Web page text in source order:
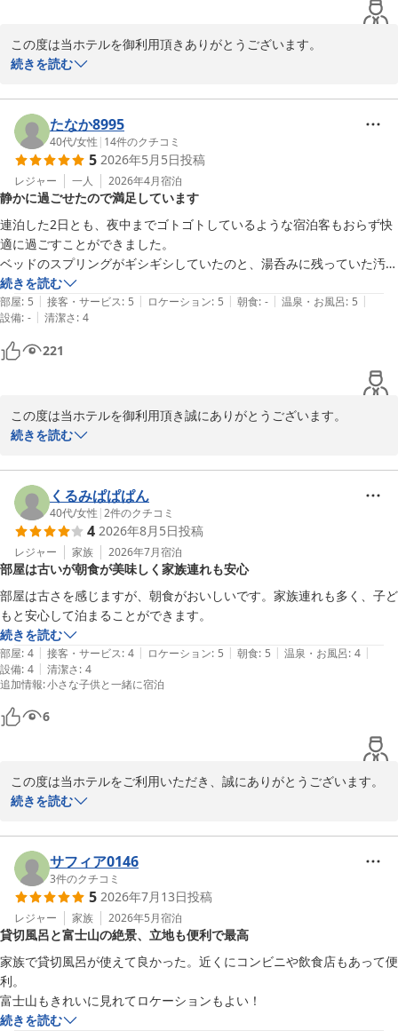
この度は当ホテルを御利用頂きありがとうございます。
御殿場、裾野近辺や箱根方面にはゴルフ場が多く、東名高速からの
ゴルフ後にお疲れを癒され、当館でゆっくり過ごされたとの事、非
常に嬉しく存じます。
今後もお客様に安心して御滞在頂けるよう、ご寄稿を励みに精進し
て参ります。
またのお越しを心よりお待ちしております。
お忙しい中御寄稿頂きありがとうございました。
フロント　金原
ホテルルートイン裾野インター
続きを読む
たなか8995
40代/女性 | 14件のクチコミ
5 2026年5月5日投稿
レジャー 一人 2026年4月宿泊
静かに過ごせたので満足しています
連泊した2日とも、夜中までゴトゴトしているような宿泊客もおらず快
適に過ごすことができました。
ベッドのスプリングがギシギシしていたのと、湯呑みに残っていた汚れ
が少々気になりましたが、静かに過ごせたので大変満足しています。
次回も利用したいと思います。ありがとうございました。
続きを読む
部屋: 5 | 接客・サービス: 5 | ロケーション: 5 | 朝食: - | 温泉・お風呂: 5 |
設備: - | 清潔さ: 4
221
この度は当ホテルを御利用頂き誠にありがとうございます。
私どもの清掃が行き届いておらず、お客様に不快な思いを抱かせて
しまった事を心からお詫び申し上げます。
お客様の御指摘を日々の清掃へフィードバックし、今後このような
ことの無いようスタッフ一同で清掃管理を見直して参ります。
このようなことがありながら、静かにご滞在頂けて満足され、また
利用したいとのお言葉を頂き大変ありがたく拝読致しました。
またお近くにお出かけの際は当ホテルを御利用頂けますよう心より
お待ちしております。
お忙しい中貴重な御意見を寄稿頂きありがとうございました。
金原
続きを読む
くるみぱぱぱん
40代/女性 |2件のクチコミ
4 2026年8月5日投稿
レジャー 家族 2026年7月宿泊
部屋は古いが朝食が美味しく家族連れも安心
部屋は古さを感じますが、朝食がおいしいです。家族連れも多く、子ど
もと安心して泊まることができます。
続きを読む
部屋: 4 | 接客・サービス: 4 | ロケーション: 5 | 朝食: 5 | 温泉・お風呂: 4 |
設備: 4 | 清潔さ: 4
追加情報:小さな子供と一緒に宿泊
6
この度は当ホテルをご利用いただき、誠にありがとうございます。
お部屋につきまして貴重なご意見をお寄せいただき、ありがとうご
掃や設備の維持・改善に努めてまいります。また、朝食をお楽しみ
いただき、ご家族で安心してお過ごしいただけたとのお言葉を大変
うれしく拝読いたしました。今後も快適な滞在をご提供できるよう
精進してまいります。またのお越しを心よりお待ちしております。
フロント　　藤澤
ホテルルートイン裾野インター
2026-08-06
続きを読む
サフィア0146
3件のクチコミ
5 2026年7月13日投稿
レジャー 家族 2026年5月宿泊
貸切風呂と富士山の絶景、立地も便利で最高
家族で貸切風呂が使えて良かった。近くにコンビニや飲食店もあって便
利。
富士山もきれいに見れてロケーションもよい！
続きを読む